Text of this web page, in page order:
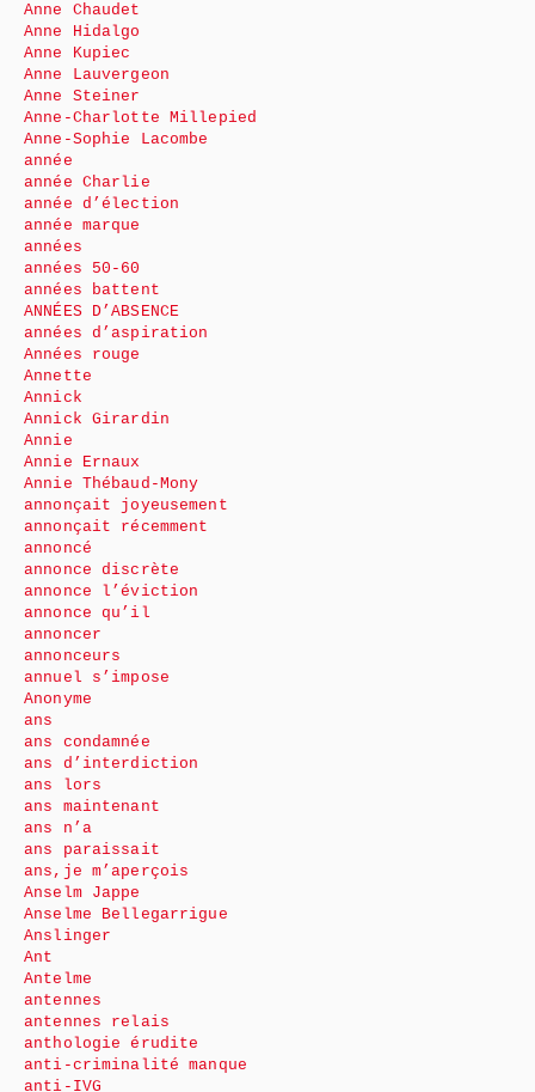
Anne Chaudet
Anne Hidalgo
Anne Kupiec
Anne Lauvergeon
Anne Steiner
Anne-Charlotte Millepied
Anne-Sophie Lacombe
année
année Charlie
année d’élection
année marque
années
années 50-60
années battent
ANNÉES D’ABSENCE
années d’aspiration
Années rouge
Annette
Annick
Annick Girardin
Annie
Annie Ernaux
Annie Thébaud-Mony
annonçait joyeusement
annonçait récemment
annoncé
annonce discrète
annonce l’éviction
annonce qu’il
annoncer
annonceurs
annuel s’impose
Anonyme
ans
ans condamnée
ans d’interdiction
ans lors
ans maintenant
ans n’a
ans paraissait
ans,je m’aperçois
Anselm Jappe
Anselme Bellegarrigue
Anslinger
Ant
Antelme
antennes
antennes relais
anthologie érudite
anti-criminalité manque
anti-IVG